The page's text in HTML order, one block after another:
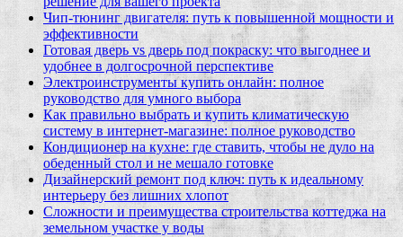
Чип‑тюнинг двигателя: путь к повышенной мощности и
эффективности
Готовая дверь vs дверь под покраску: что выгоднее и
удобнее в долгосрочной перспективе
Электроинструменты купить онлайн: полное
руководство для умного выбора
Как правильно выбрать и купить климатическую
систему в интернет‑магазине: полное руководство
Кондиционер на кухне: где ставить, чтобы не дуло на
обеденный стол и не мешало готовке
Дизайнерский ремонт под ключ: путь к идеальному
интерьеру без лишних хлопот
Сложности и преимущества строительства коттеджа на
земельном участке у воды